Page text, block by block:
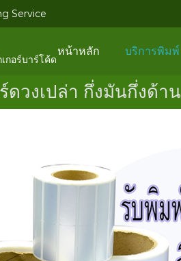
Service
กอร์บาร์โค้ด
หน้าหลัก บริการพิมพ์
ดวงเปล่า กึ่งมันกึ่งด้าน